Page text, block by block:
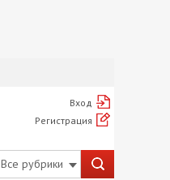
Вход
Регистрация
Все рубрики